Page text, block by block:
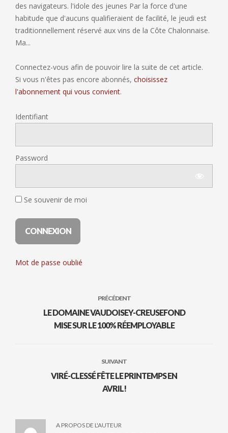
des navigateurs. l'idole des jeunes Par la force d'une
habitude que d'aucuns qualifieraient de facilité, le jeudi est
traditionnellement réservé aux vins de la Côte Chalonnaise.
Ma...
Connectez-vous afin de pouvoir lire la suite de cet article.
Si vous n'êtes pas encore abonnés, choisissez
l'abonnement qui vous convient.
Identifiant
Password
Se souvenir de moi
Mot de passe oublié
PRÉCÉDENT
LE DOMAINE VAUDOISEY-CREUSEFOND
MISE SUR LE 100% RÉEMPLOYABLE
SUIVANT
VIRÉ-CLESSÉ FÊTE LE PRINTEMPS EN
AVRIL!
A PROPOS DE L'AUTEUR